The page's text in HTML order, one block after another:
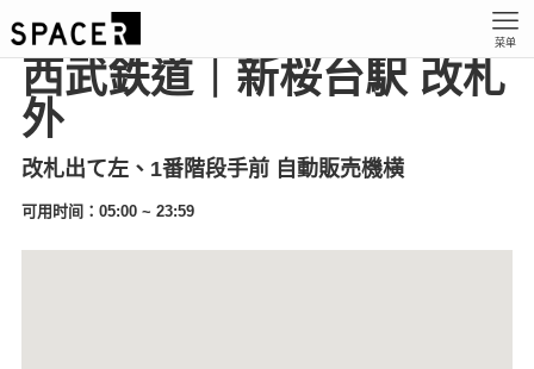
菜单
西武鉄道｜新桜台駅 改札
外
改札出て左、1番階段手前 自動販売機横
可用时间：05:00 ~ 23:59